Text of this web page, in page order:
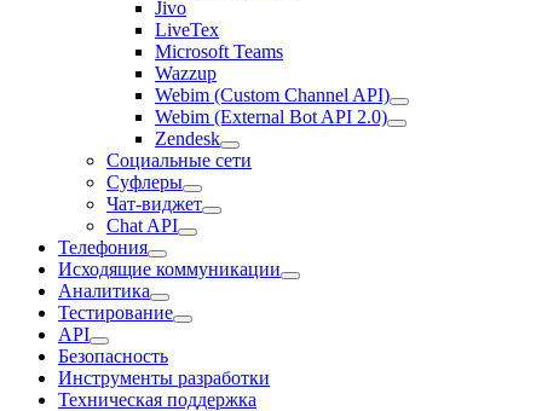
Jivo
LiveTex
Microsoft Teams
Wazzup
Webim (Custom Channel API)
Webim (External Bot API 2.0)
Zendesk
Социальные сети
Суфлеры
Чат-виджет
Chat API
Телефония
Исходящие коммуникации
Аналитика
Тестирование
API
Безопасность
Инструменты разработки
Техническая поддержка